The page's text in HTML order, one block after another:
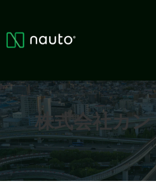
ナウトとは
選ばれる理
導入事例
パートナーシップ/
ログイン
株式会社カ